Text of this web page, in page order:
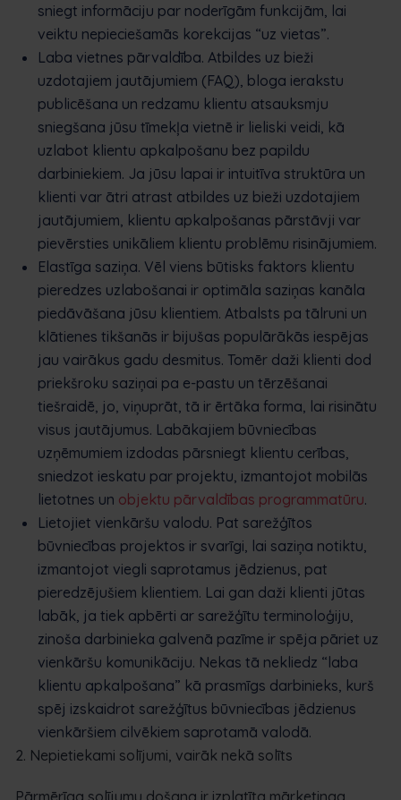
sniegt informāciju par noderīgām funkcijām, lai
veiktu nepieciešamās korekcijas “uz vietas”.
Laba vietnes pārvaldība. Atbildes uz bieži
uzdotajiem jautājumiem (FAQ), bloga ierakstu
publicēšana un redzamu klientu atsauksmju
sniegšana jūsu tīmekļa vietnē ir lieliski veidi, kā
uzlabot klientu apkalpošanu bez papildu
darbiniekiem. Ja jūsu lapai ir intuitīva struktūra un
klienti var ātri atrast atbildes uz bieži uzdotajiem
jautājumiem, klientu apkalpošanas pārstāvji var
pievērsties unikāliem klientu problēmu risinājumiem.
Elastīga saziņa. Vēl viens būtisks faktors klientu
pieredzes uzlabošanai ir optimāla saziņas kanāla
piedāvāšana jūsu klientiem. Atbalsts pa tālruni un
klātienes tikšanās ir bijušas populārākās iespējas
jau vairākus gadu desmitus. Tomēr daži klienti dod
priekšroku saziņai pa e-pastu un tērzēšanai
tiešraidē, jo, viņuprāt, tā ir ērtāka forma, lai risinātu
visus jautājumus. Labākajiem būvniecības
uzņēmumiem izdodas pārsniegt klientu cerības,
sniedzot ieskatu par projektu, izmantojot mobilās
lietotnes un objektu pārvaldības programmatūru.
Lietojiet vienkāršu valodu. Pat sarežģītos
būvniecības projektos ir svarīgi, lai saziņa notiktu,
izmantojot viegli saprotamus jēdzienus, pat
pieredzējušiem klientiem. Lai gan daži klienti jūtas
labāk, ja tiek apbērti ar sarežģītu terminoloģiju,
zinoša darbinieka galvenā pazīme ir spēja pāriet uz
vienkāršu komunikāciju. Nekas tā nekliedz “laba
klientu apkalpošana” kā prasmīgs darbinieks, kurš
spēj izskaidrot sarežģītus būvniecības jēdzienus
vienkāršiem cilvēkiem saprotamā valodā.
2. Nepietiekami solījumi, vairāk nekā solīts
Pārmērīga solījumu došana ir izplatīta mārketinga